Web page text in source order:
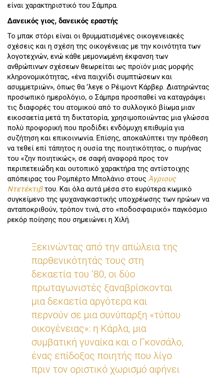
είναι χαρακτηριστικό του Σάμπρα.
Δανεικός γιος, δανεικός εραστής
Το μπακ στόρι είναι οι θρυμματισμένες οικογενειακές
σχέσεις και η σχέση της οικογένειας με την κοινότητα των
λογοτεχνών, ενώ κάθε μεμονωμένη έκφανση των
ανθρώπινων σχέσεων θεωρείται ως προϊόν μιας μορφής
κληρονομικότητας, «ένα παιχνίδι συμπτώσεων και
ασυμμετριών», όπως θα ’λεγε ο Ρέιμοντ Κάρβερ. Διατηρώντας
προσωπικό ημερολόγιο, ο Σάμπρα προσπαθεί να καταγράψει
τις διαφορές του ατομικού από το συλλογικό βίωμα μιαν
εικοσαετία μετά τη δικτατορία, χρησιμοποιώντας μια γλώσσα
πολύ προφορική που προδίδει ενδόμυχη επιθυμία για
συζήτηση και επικοινωνία. Επίσης, αποκαλύπτει την πρόθεση
να τεθεί επί τάπητος η ουσία της ποιητικότητας, ο πυρήνας
του «ζην ποιητικώς», σε σαφή αναφορά προς τον
περιπετειώδη και ουτοπικό χαρακτήρα της αντίστοιχης
απόπειρας του Ρομπέρτο Μπολάνιο στους Άγριους
Ντετέκτιβτου. Και όλα αυτά μέσα στο ευρύτερα κωμικό
συγκείμενο της ψυχαναγκαστικής υποχρέωσης των ηρώων να
ανταποκριθούν, τρόπον τινά, στο «ποδοσφαιρικό» παγκόσμιο
ρεκόρ ποίησης που σημειώνει η Χιλή.
Ξεκινώντας από την απώλεια της
παρθενικότητάς τους στη
δεκαετία του ’80, οι δύο
πρωταγωνιστές ξαναβρίσκονται
μια δεκαετία αργότερα και
περνούν σε μια συνύπαρξη «τύπου
οικογένειας»: η Κάρλα, μια
συμβατική γυναίκα και ο Γκονσάλο,
ένας επίδοξος ποιητής που λίγο
πριν τον οριστικό χωρισμό αφήνει